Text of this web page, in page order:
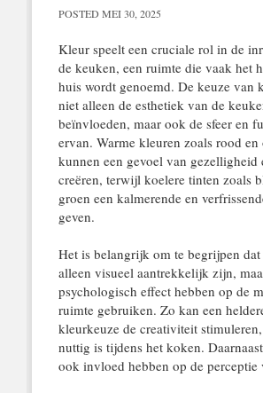
POSTED MEI 30, 2025
Kleur speelt een cruciale rol in de
de keuken, een ruimte die vaak het
huis wordt genoemd. De keuze van
niet alleen de esthetiek van de
beïnvloeden, maar ook de sfeer en
ervan. Warme kleuren zoals rood en
kunnen een gevoel van gezelligheid
creëren, terwijl koelere tinten zoals
groen een kalmerende en
geven.
Het is belangrijk om te begrijpen
alleen visueel aantrekkelijk zijn,
psychologisch effect hebben op de
ruimte gebruiken. Zo kan een
kleurkeuze de creativiteit
nuttig is tijdens het koken.
ook invloed hebben op de perceptie